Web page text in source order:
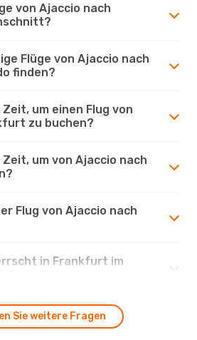
von Ajaccio nach
Flüge von Ajaccio nach
finden?
um einen Flug von
zu buchen?
um von Ajaccio nach
Flug von Ajaccio nach
in Frankfurt im
Sie weitere Fragen